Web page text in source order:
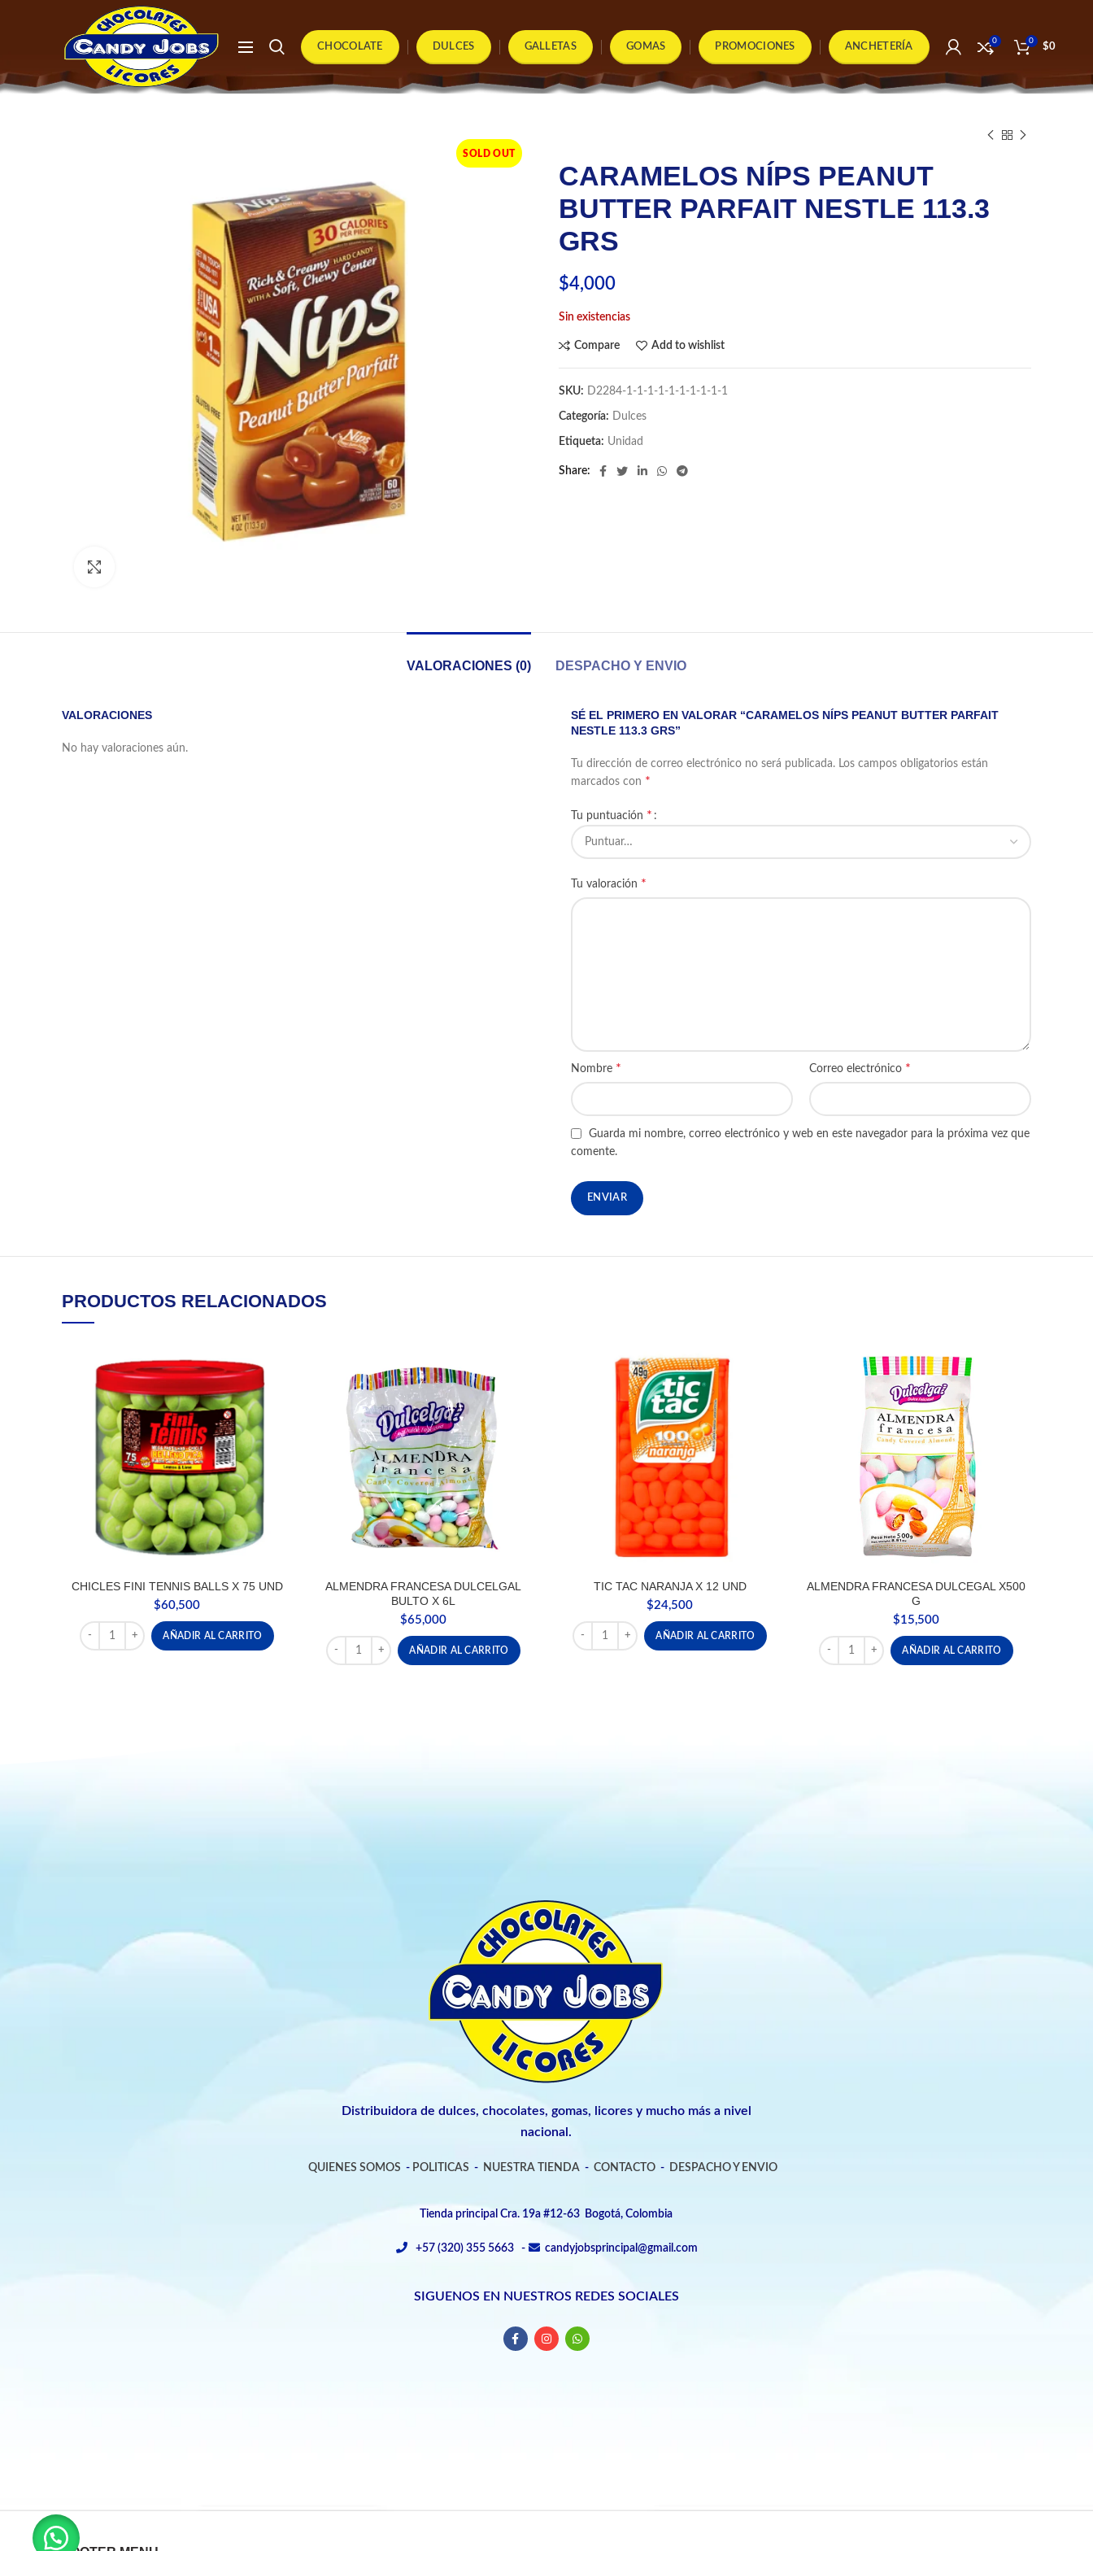
CHOCOLATE DULCES GALLETAS GOMAS PROMOCIONES ANCHETERÍA
0 0
$0
SOLD OUT
CARAMELOS NÍPS PEANUT
BUTTER PARFAIT NESTLE 113.3
GRS
$4,000
Sin existencias
Compare Add to wishlist
SKU: D2284-1-1-1-1-1-1-1-1-1-1
Categoría: Dulces
Etiqueta: Unidad
Share
VALORACIONES (0) DESPACHO Y ENVIO
VALORACIONES
No hay valoraciones aún.
SÉ EL PRIMERO EN VALORAR “CARAMELOS NÍPS PEANUT BUTTER PARFAIT
NESTLE 113.3 GRS”
Tu dirección de correo electrónico no será publicada. Los campos obligatorios están
marcados con *
Tu puntuación *
Tu valoración *
Nombre * Correo electrónico *
Guarda mi nombre, correo electrónico y web en este navegador para la próxima vez que
comente.
PRODUCTOS RELACIONADOS
CHICLES FINI TENNIS BALLS X 75 UND
$60,500
CHICLES FINI TENNIS BALLS X 75 UND cantidad
AÑADIR AL CARRITO
ALMENDRA FRANCESA DULCELGAL
BULTO X 6L
$65,000
ALMENDRA FRANCESA DULCELGAL BULTO X 6L cantidad
AÑADIR AL CARRITO
TIC TAC NARANJA X 12 UND
$24,500
TIC TAC NARANJA X 12 UND cantidad
AÑADIR AL CARRITO
ALMENDRA FRANCESA DULCEGAL X500
G
$15,500
ALMENDRA FRANCESA DULCEGAL X500 G cantidad
AÑADIR AL CARRITO
Distribuidora de dulces, chocolates, gomas, licores y mucho más a nivel
nacional.
QUIENES SOMOS - POLITICAS - NUESTRA TIENDA- CONTACTO- DESPACHO Y ENVIO
Tienda principal Cra. 19a #12-63 Bogotá, Colombia
+57 (320) 355 5663 - candyjobsprincipal@gmail.com
SIGUENOS EN NUESTROS REDES SOCIALES